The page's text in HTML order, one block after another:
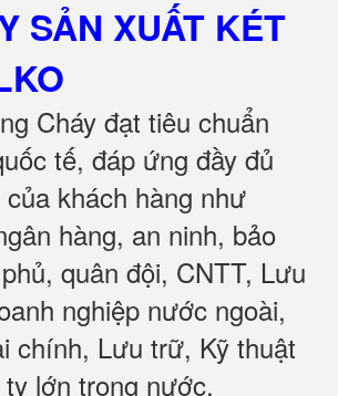
SẢN XUẤT KÉT
Cháy đạt tiêu chuẩn
tế, đáp ứng đầy đủ
khách hàng như
hàng, an ninh, bảo
quân đội, CNTT, Lưu
nghiệp nước ngoài,
chính, Lưu trữ, Kỹ thuật
lớn trong nước.